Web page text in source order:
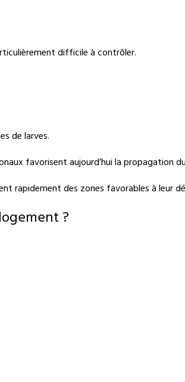
difficile à contrôler.
de larves.
favorisent aujourd’hui la propagation
rapidement des zones favorables à leur
?